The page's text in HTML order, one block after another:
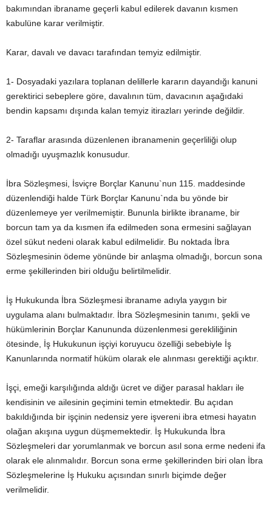
bakımından ibraname geçerli kabul edilerek davanın kısmen
kabulüne karar verilmiştir.
Karar, davalı ve davacı tarafından temyiz edilmiştir.
1- Dosyadaki yazılara toplanan delillerle kararın dayandığı kanuni
gerektirici sebeplere göre, davalının tüm, davacının aşağıdaki
bendin kapsamı dışında kalan temyiz itirazları yerinde değildir.
2- Taraflar arasında düzenlenen ibranamenin geçerliliği olup
olmadığı uyuşmazlık konusudur.
İbra Sözleşmesi, İsviçre Borçlar Kanunu`nun 115. maddesinde
düzenlendiği halde Türk Borçlar Kanunu`nda bu yönde bir
düzenlemeye yer verilmemiştir. Bununla birlikte ibraname, bir
borcun tam ya da kısmen ifa edilmeden sona ermesini sağlayan
özel sükut nedeni olarak kabul edilmelidir. Bu noktada İbra
Sözleşmesinin ödeme yönünde bir anlaşma olmadığı, borcun sona
erme şekillerinden biri olduğu belirtilmelidir.
İş Hukukunda İbra Sözleşmesi ibraname adıyla yaygın bir
uygulama alanı bulmaktadır. İbra Sözleşmesinin tanımı, şekli ve
hükümlerinin Borçlar Kanununda düzenlenmesi gerekliliğinin
ötesinde, İş Hukukunun işçiyi koruyucu özelliği sebebiyle İş
Kanunlarında normatif hüküm olarak ele alınması gerektiği açıktır.
İşçi, emeği karşılığında aldığı ücret ve diğer parasal hakları ile
kendisinin ve ailesinin geçimini temin etmektedir. Bu açıdan
bakıldığında bir işçinin nedensiz yere işvereni ibra etmesi hayatın
olağan akışına uygun düşmemektedir. İş Hukukunda İbra
Sözleşmeleri dar yorumlanmak ve borcun asıl sona erme nedeni ifa
olarak ele alınmalıdır. Borcun sona erme şekillerinden biri olan İbra
Sözleşmelerine İş Hukuku açısından sınırlı biçimde değer
verilmelidir.